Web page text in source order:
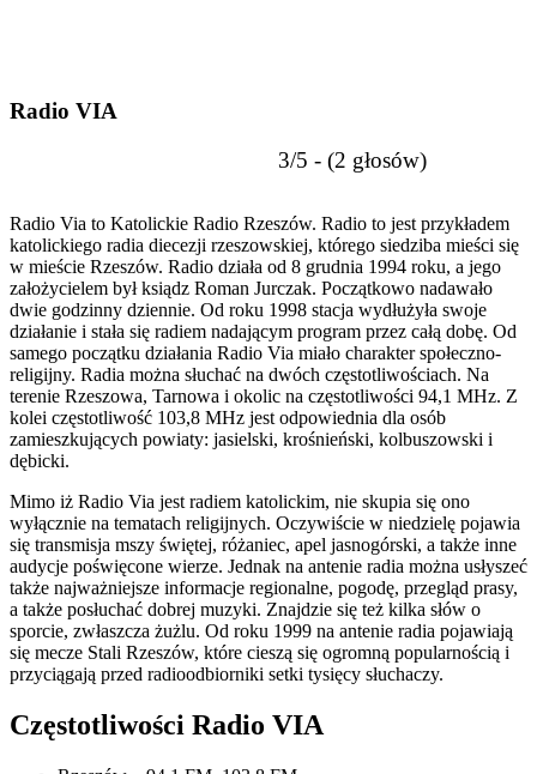
Radio VIA
3/5 - (2 głosów)
Radio Via to Katolickie Radio Rzeszów. Radio to jest przykładem
katolickiego radia diecezji rzeszowskiej, którego siedziba mieści się
w mieście Rzeszów. Radio działa od 8 grudnia 1994 roku, a jego
założycielem był ksiądz Roman Jurczak. Początkowo nadawało
dwie godzinny dziennie. Od roku 1998 stacja wydłużyła swoje
działanie i stała się radiem nadającym program przez całą dobę. Od
samego początku działania Radio Via miało charakter społeczno-
religijny. Radia można słuchać na dwóch częstotliwościach. Na
terenie Rzeszowa, Tarnowa i okolic na częstotliwości 94,1 MHz. Z
kolei częstotliwość 103,8 MHz jest odpowiednia dla osób
zamieszkujących powiaty: jasielski, krośnieński, kolbuszowski i
dębicki.
Mimo iż Radio Via jest radiem katolickim, nie skupia się ono
wyłącznie na tematach religijnych. Oczywiście w niedzielę pojawia
się transmisja mszy świętej, różaniec, apel jasnogórski, a także inne
audycje poświęcone wierze. Jednak na antenie radia można usłyszeć
także najważniejsze informacje regionalne, pogodę, przegląd prasy,
a także posłuchać dobrej muzyki. Znajdzie się też kilka słów o
sporcie, zwłaszcza żużlu. Od roku 1999 na antenie radia pojawiają
się mecze Stali Rzeszów, które cieszą się ogromną popularnością i
przyciągają przed radioodbiorniki setki tysięcy słuchaczy.
Częstotliwości Radio VIA